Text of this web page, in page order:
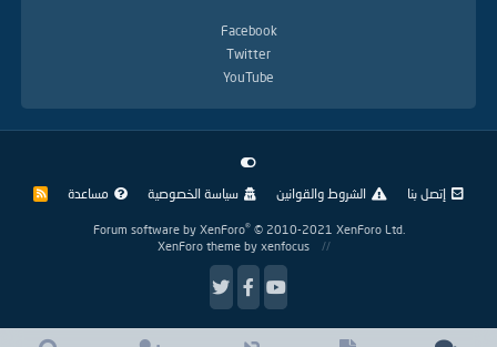
Facebook
Twitter
YouTube
إتصل بنا الشروط والقوانين سياسة الخصوصية مساعدة
R
Forum software by XenForo® © 2010-2021 XenForo Ltd.
XenForo theme by xenfocus